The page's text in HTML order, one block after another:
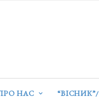
НАС